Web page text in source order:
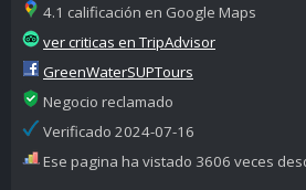
4.1 calificación en Google Maps
ver criticas en TripAdvisor
GreenWaterSUPTours
Negocio reclamado
Verificado 2024-07-16
Ese pagina ha vistado 3606 veces